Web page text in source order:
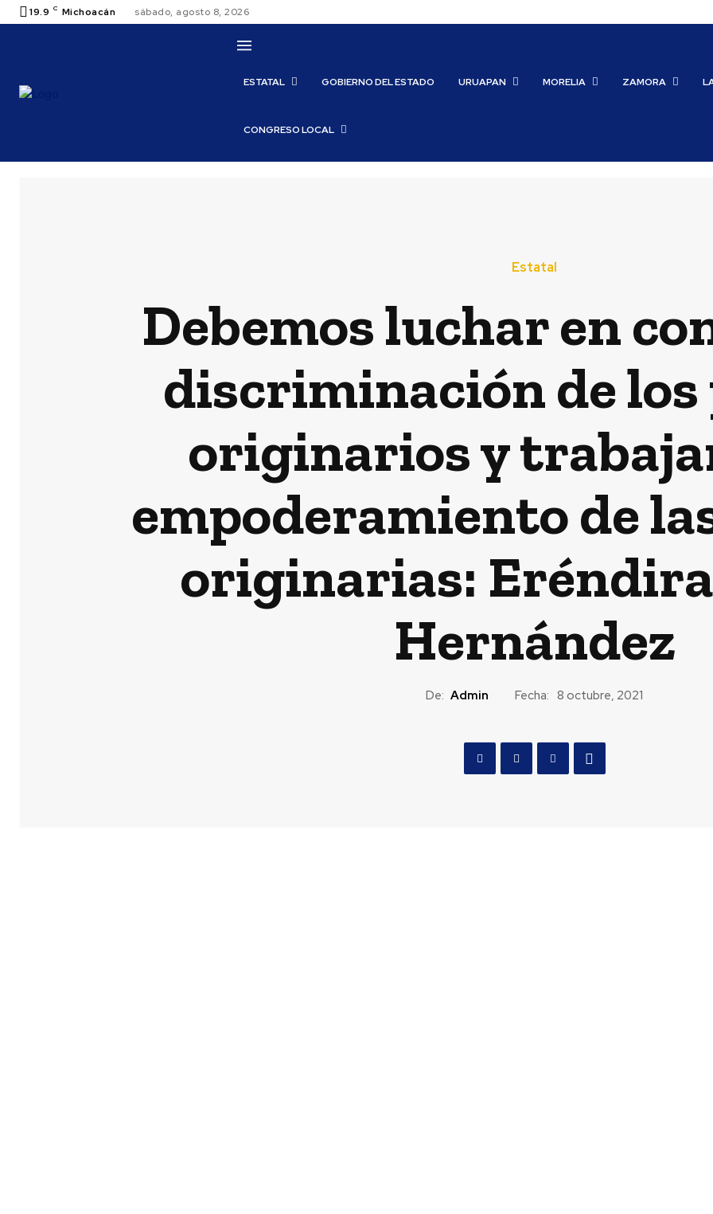
19.9 C Michoacán sábado, agosto 8, 2026
ESTATAL GOBIERNO DEL ESTADO URUAPAN MORELIA ZAMORA
CONGRESO LOCAL
Estatal
Debemos luchar en
discriminación de los
originarios y
empoderamiento de
originarias:
Hernández
De: Admin Fecha: 8 octubre, 2021